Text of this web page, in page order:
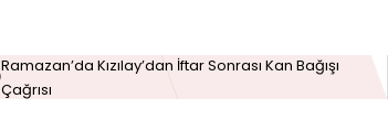
Ramazan’da Kızılay’dan İftar Sonrası Kan Bağışı
Çağrısı